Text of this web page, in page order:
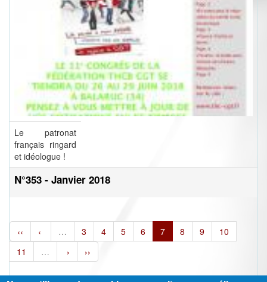
Le patronat
français ringard
et idéologue !
N°353 - Janvier 2018
‹‹ ‹ … 3 4 5 6 7 8 9
10
11
… › ››